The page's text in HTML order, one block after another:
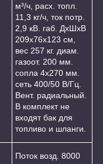
м³/ч, расх. топл.
11,3 кг/ч, ток потр.
2,9 кВ. габ. ДхШхВ
209х76х123 см,
вес 257 кг. диам.
газоот. 200 мм.
сопла 4х270 мм.
сеть 400/50 В/Гц.
Вент. радиальный.
В комплект не
входят бак для
топливо и шланги.
Поток возд. 8000